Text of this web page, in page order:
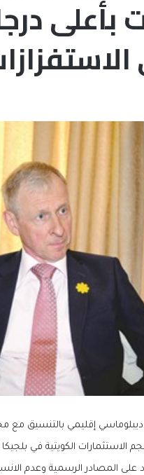
بأعلى
إقليمي بالتنسيق مع
الاستثمارات الكويتية في
على المصادر الرسمية وعدم